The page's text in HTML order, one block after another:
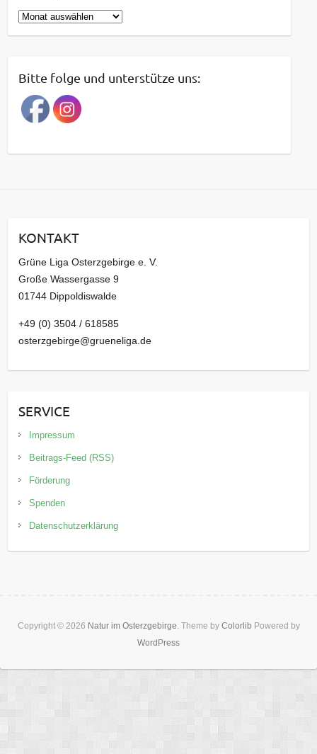
B
e
r
a
g
a
v
Bitte folge und unterstütze uns:
KONTAKT
Grüne Liga Osterzgebirge e. V.
Große Wassergasse 9
01744 Dippoldiswalde
+49 (0) 3504 / 618585
osterzgebirge@grueneliga.de
SERVICE
Impressum
Beitrags-Feed (RSS)
Förderung
Spenden
Datenschutzerklärung
Copyright © 2026 Natur im Osterzgebirge. Theme by Colorlib Powered by
WordPress